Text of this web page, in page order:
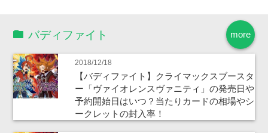
more
バディファイト
2018/12/18
【バディファイト】クライマックスブースタ
ー「ヴァイオレンスヴァニティ」の発売日や
予約開始日はいつ？当たりカードの相場やシ
ークレットの封入率！